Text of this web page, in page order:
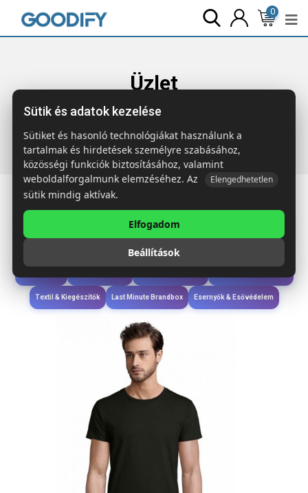
0
Üzlet
Főoldal Termékek Ruházat & Kiegészítők
PIONEER MEN ffi TS 175g
Étkezés & Ivás
Wellness & Ápolás
Textil & Kiegészítők Last Minute Brandbox Esernyők & Esővédelem
Sütik és adatok kezelése
Sütiket és hasonló technológiákat használunk a
tartalmak és hirdetések személyre szabásához,
közösségi funkciók biztosításához, valamint
weboldalforgalmunk elemzéséhez. Az
Elengedhetetlen
sütik mindig aktívak.
Elfogadom
Beállítások